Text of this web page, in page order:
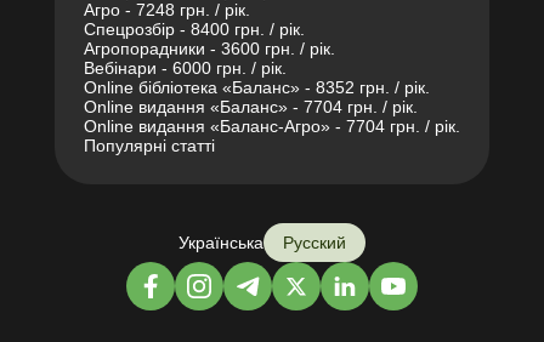
Агро - 7248 грн. / рік.
Спецрозбір - 8400 грн. / рік.
Агропорадники - 3600 грн. / рік.
Вебінари - 6000 грн. / рік.
Online бібліотека «Баланс» - 8352 грн. / рік.
Online видання «Баланс» - 7704 грн. / рік.
Online видання «Баланс-Агро» - 7704 грн. / рік.
Популярні статті
Українська Русский